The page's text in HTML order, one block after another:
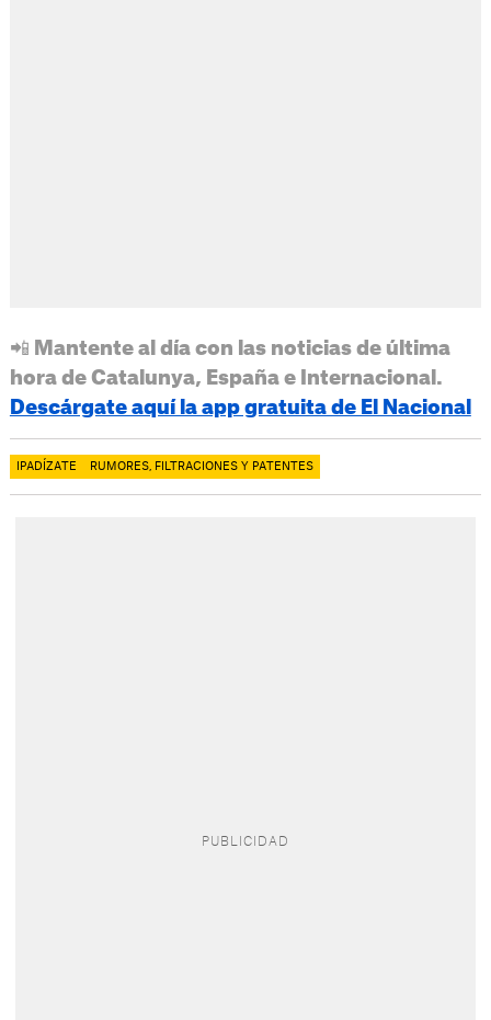
📲 Mantente al día con las noticias de última
hora de Catalunya, España e Internacional.
Descárgate aquí la app gratuita de El Nacional
IPADÍZATE RUMORES, FILTRACIONES Y PATENTES